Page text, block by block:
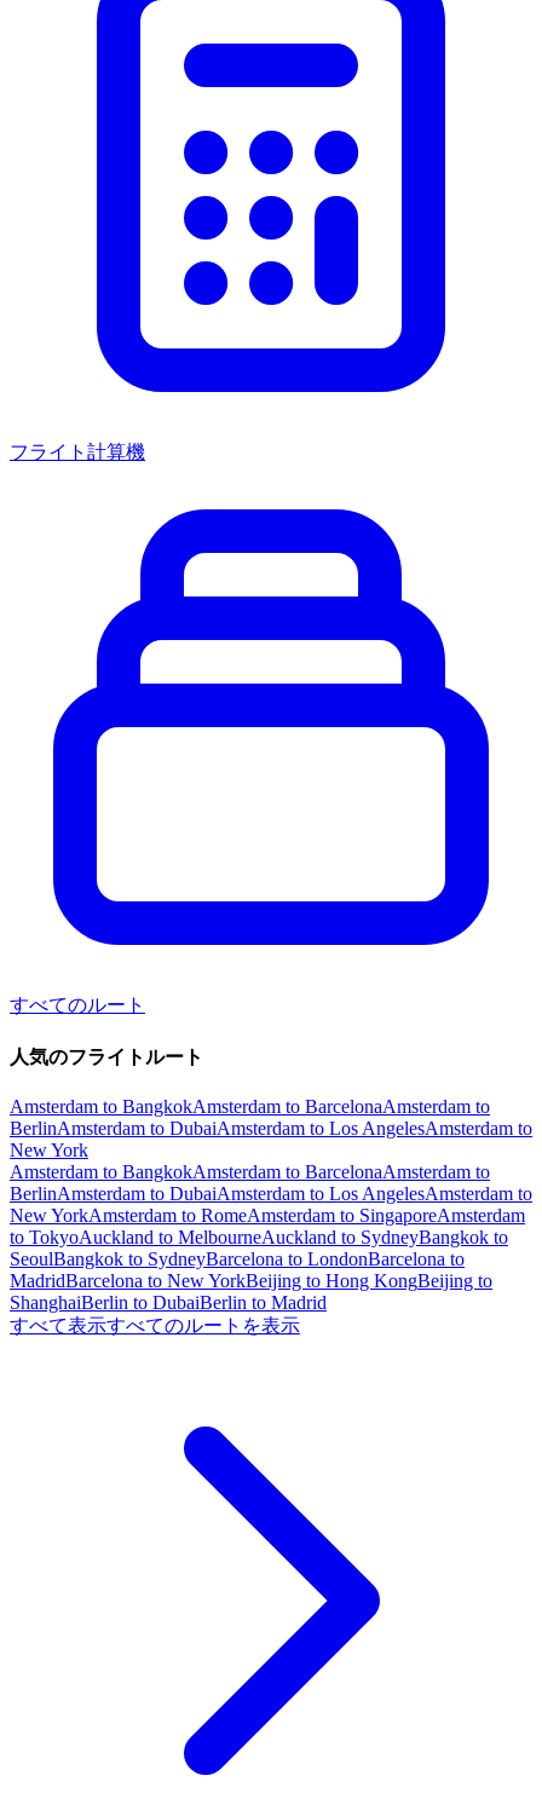
フライト計算機
すべてのルート
人気のフライトルート
Amsterdam to BangkokAmsterdam to BarcelonaAmsterdam to
BerlinAmsterdam to DubaiAmsterdam to Los AngelesAmsterdam to
New York
Amsterdam to BangkokAmsterdam to BarcelonaAmsterdam to
BerlinAmsterdam to DubaiAmsterdam to Los AngelesAmsterdam to
New YorkAmsterdam to RomeAmsterdam to SingaporeAmsterdam
to TokyoAuckland to MelbourneAuckland to SydneyBangkok to
SeoulBangkok to SydneyBarcelona to LondonBarcelona to
MadridBarcelona to New YorkBeijing to Hong KongBeijing to
ShanghaiBerlin to DubaiBerlin to Madrid
すべて表示すべてのルートを表示